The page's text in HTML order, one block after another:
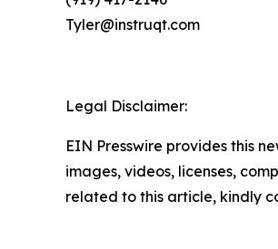
Tyler@instruqt.com
Legal Disclaimer:
EIN Presswire provides this
images, videos, licenses,
related to this article, kindly